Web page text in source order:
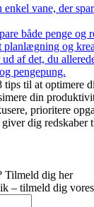
vane, der
både penge og
planlægning og
af det, du
pengepung.
til at optimere
din
prioritere
dig redskaber
Tilmeld dig her
– tilmeld dig